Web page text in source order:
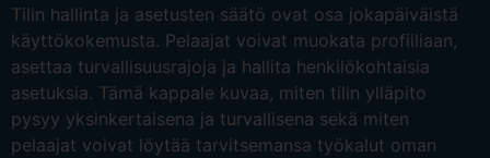
Tilin hallinta ja asetusten säätö ovat osa jokapäiväistä
käyttökokemusta. Pelaajat voivat muokata profiiliaan,
asettaa turvallisuusrajoja ja hallita henkilökohtaisia
asetuksia. Tämä kappale kuvaa, miten tilin ylläpito
pysyy yksinkertaisena ja turvallisena sekä miten
pelaajat voivat löytää tarvitsemansa työkalut oman